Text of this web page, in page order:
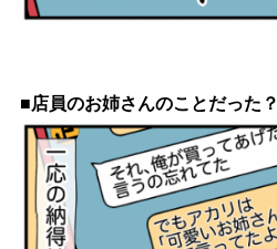
■店員のお姉さんのことだった？